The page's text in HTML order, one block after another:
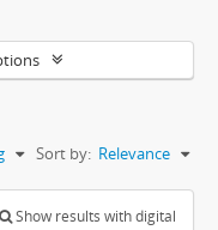
Sort by: Relevance
Show results with digital